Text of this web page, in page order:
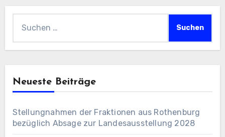
Neueste Beiträge
Stellungnahmen der Fraktionen aus Rothenburg
bezüglich Absage zur Landesausstellung 2028